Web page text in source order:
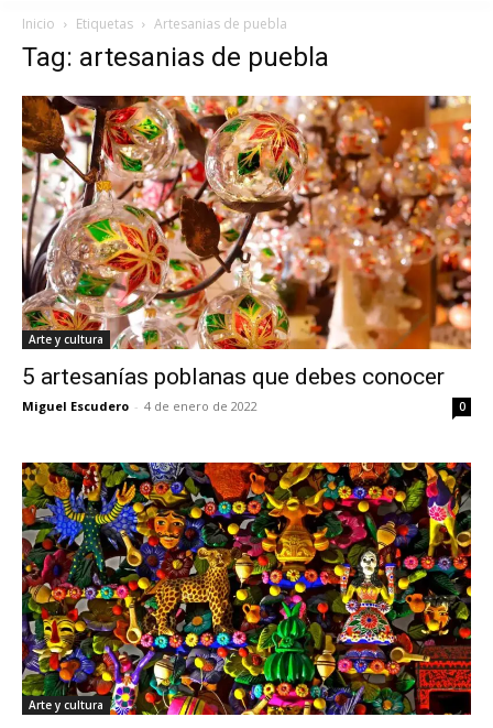
Inicio Etiquetas Artesanias de puebla
Tag: artesanias de puebla
Arte y cultura
5 artesanías poblanas que debes conocer
Miguel Escudero - 4 de enero de 2022 0
Arte y cultura